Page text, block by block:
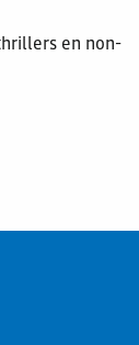
en non-